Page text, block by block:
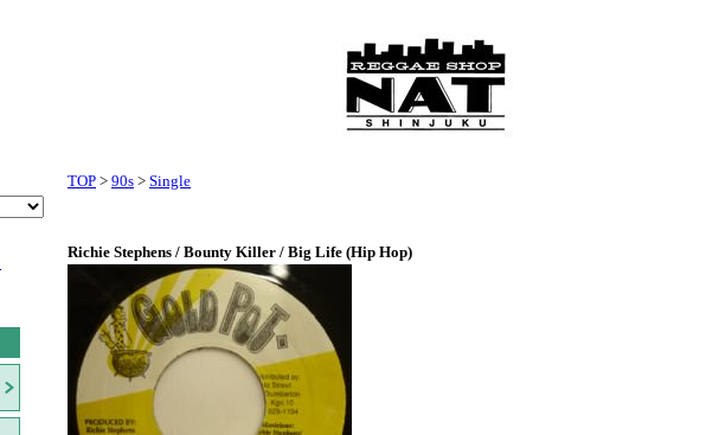
TOP > 90s > Single
Richie Stephens / Bounty Killer / Big Life (Hip Hop)